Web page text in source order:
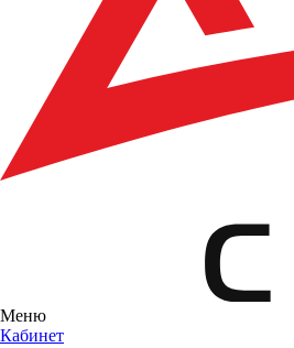
Меню
Кабинет